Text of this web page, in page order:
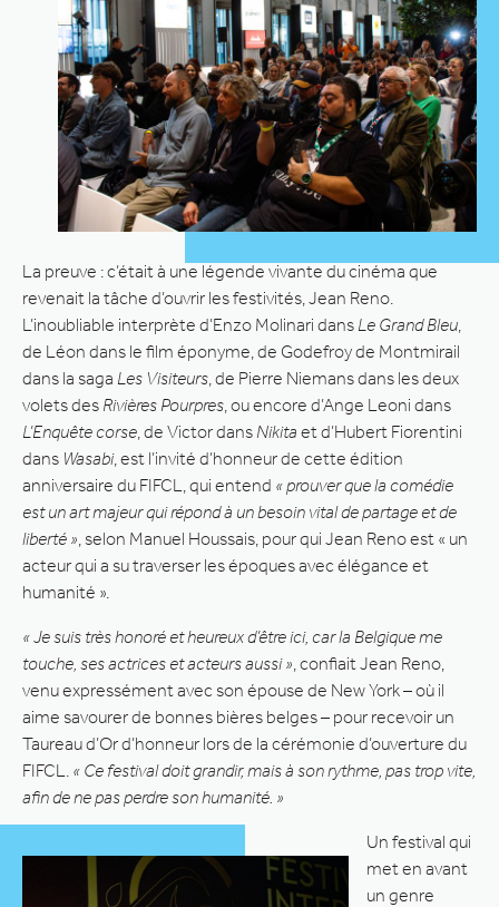
La preuve : c’était à une légende vivante du cinéma que
revenait la tâche d’ouvrir les festivités, Jean Reno.
L’inoubliable interprète d’Enzo Molinari dans Le Grand Bleu
de Léon dans le film éponyme, de Godefroy de Montmirail
dans la saga Les Visiteurs , de Pierre Niemans dans les deux
volets des Rivières Pourpres , ou encore d’Ange Leoni dans
L’Enquête corse , de Victor dans Nikita et d’Hubert Fiorentini
dans Wasabi, est l’invité d’honneur de cette édition
anniversaire du FIFCL, qui entend « prouver que la comédie
est un art majeur qui répond à un besoin vital de partage et de
liberté » , selon Manuel Houssais, pour qui Jean Reno est « un
acteur qui a su traverser les époques avec élégance et
humanité ».
« Je suis très honoré et heureux d’être ici, car la Belgique me
touche, ses actrices et acteurs aussi » , confiait Jean Reno,
venu expressément avec son épouse de New York – où il
aime savourer de bonnes bières belges – pour recevoir un
Taureau d’Or d’honneur lors de la cérémonie d’ouverture du
FIFCL. « Ce festival doit grandir, mais à son rythme, pas trop vite,
afin de ne pas perdre son humanité. »
Un festival qui
met en avant
un genre